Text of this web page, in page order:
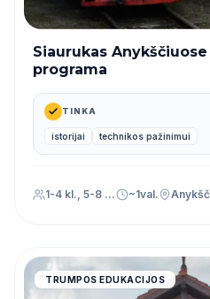
Siaurukas
programa
TINKA
istorijai technikos pažinimui
1-4 kl., 5-8 kl., 9-12 kl., Priešmokyklinis (PU) ~1val.
TRUMPOS EDUKACIJOS